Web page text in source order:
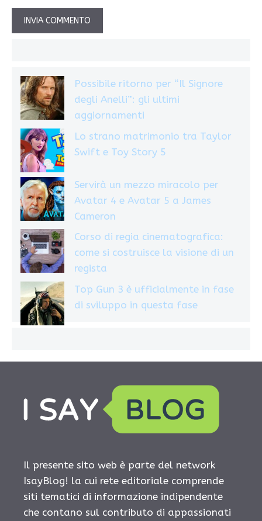
Possibile ritorno per “Il Signore
degli Anelli”: gli ultimi
aggiornamenti
Lo strano matrimonio tra Taylor
Swift e Toy Story 5
Servirà un mezzo miracolo per
Avatar 4 e Avatar 5 a James
Cameron
Corso di regia cinematografica:
come si costruisce la visione di un
regista
Top Gun 3 è ufficialmente in fase
di sviluppo in questa fase
Il presente sito web è parte del network
IsayBlog! la cui rete editoriale comprende
siti tematici di informazione indipendente
che contano sul contributo di appassionati